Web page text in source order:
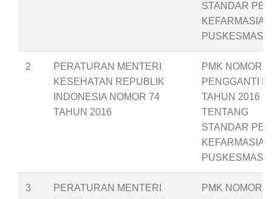
STANDAR
PUSKESMAS
2
PERATURAN MENTERI
KESEHATAN REPUBLIK
INDONESIA NOMOR 74
TAHUN 2016
PMK NOMOR
PENGGANTI
TAHUN 2016
TENTANG
STANDAR
PUSKESMAS
3
PERATURAN MENTERI
PMK NOMOR